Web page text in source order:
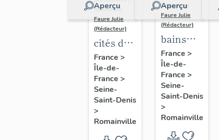
Aperçu
Réalisé par
Faure Julie
(Rédacteur)
cités de
Romainville
France >
Île-de-
France >
Seine-
Saint-Denis
>
Romainville
Aperçu
Réalisé par
Faure Julie
(Rédacteur)
bains
douches,
centre
médico-
social
France >
Île-de-
France >
Seine-
Saint-Denis
>
Romainville